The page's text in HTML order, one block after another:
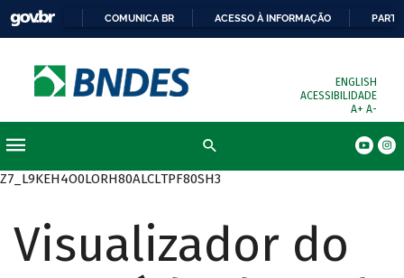
COMUNICA BR ACESSO À INFORMAÇÃO
ENGLISH
ACESSIBILIDADE
A+ A-
Z7_L9KEH4O0LORH80ALCLTPF80SH3
Visualizador do